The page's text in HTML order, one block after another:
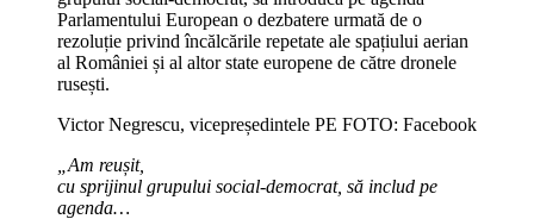
Parlamentului European o dezbatere urmată de o
rezoluție privind încălcările repetate ale spațiului aerian
al României și al altor state europene de către dronele
rusești.
Victor Negrescu, vicepreședintele PE FOTO: Facebook
„Am reușit,
cu sprijinul grupului social-democrat, să includ pe
agenda…